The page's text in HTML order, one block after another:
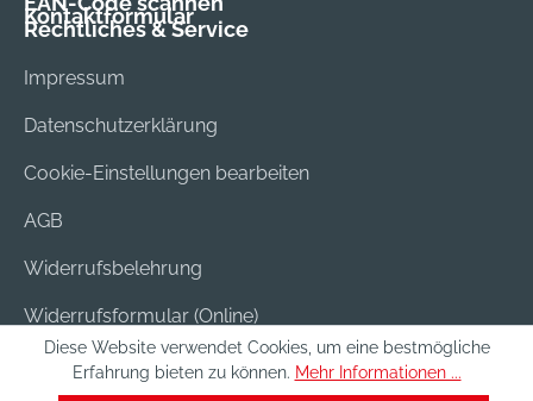
Kontaktformular
Rechtliches & Service
Impressum
Datenschutzerklärung
Cookie-Einstellungen bearbeiten
AGB
Widerrufsbelehrung
Widerrufsformular (Online)
Versand & Bezahlung
Diese Website verwendet Cookies, um eine bestmögliche
Erfahrung bieten zu können. Mehr Informationen ...